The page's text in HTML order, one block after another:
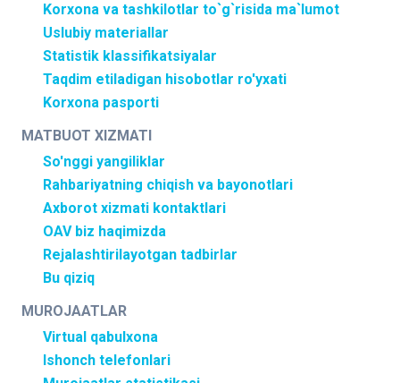
Korxona va tashkilotlar to`g`risida ma`lumot
Uslubiy materiallar
Statistik klassifikatsiyalar
Taqdim etiladigan hisobotlar ro'yxati
Korxona pasporti
MATBUOT XIZMATI
So'nggi yangiliklar
Rahbariyatning chiqish va bayonotlari
Axborot xizmati kontaktlari
OAV biz haqimizda
Rejalashtirilayotgan tadbirlar
Bu qiziq
MUROJAATLAR
Virtual qabulxona
Ishonch telefonlari